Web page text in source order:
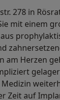
278 in
mit einem
am Herzen
Zeit auf